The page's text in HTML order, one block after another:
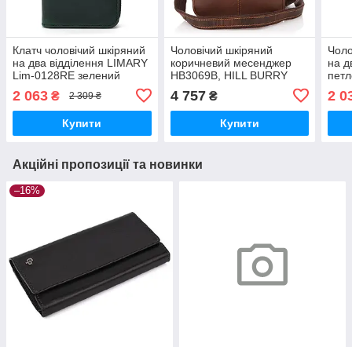
Клатч чоловічий шкіряний
на два відділення LIMARY
Lim-0128RE зелений
2 063 ₴ 2 309 ₴
Купити
Чоловічий шкіряний
коричневий месенджер
HB3069B, HILL BURRY
4 757₴
Купити
на
2
Акційні пропозиції та новинки
–16%